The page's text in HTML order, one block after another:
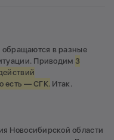
обращаются в разные
Приводим 3
есть — СГК. Итак.
Новосибирской области